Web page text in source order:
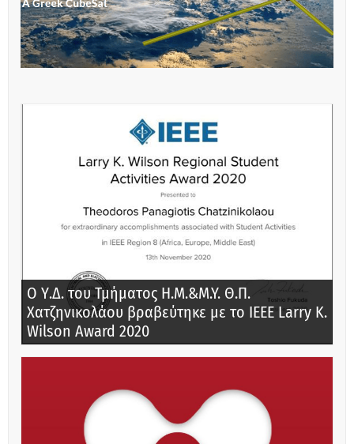
Ο Υ.Δ. του Τμήματος Η.Μ.&M.Y. Θ.Π.
Χατζηνικολάου βραβεύτηκε με το IEEE Larry K.
Wilson Award 2020